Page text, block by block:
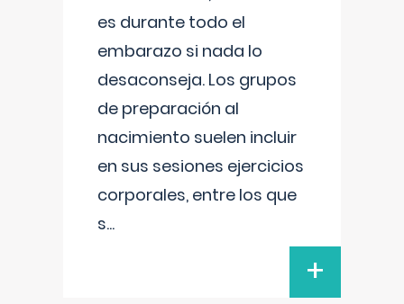
es durante todo el
embarazo si nada lo
desaconseja. Los grupos
de preparación al
nacimiento suelen incluir
en sus sesiones ejercicios
corporales, entre los que
s...
+